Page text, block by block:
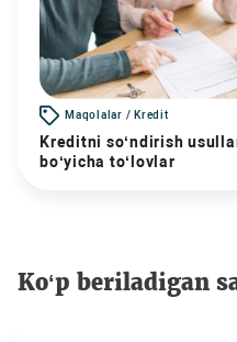
Maqolalar / Kredit
Kreditni so‘ndirish
bo‘yicha to‘lovlar
Ko‘p beriladigan